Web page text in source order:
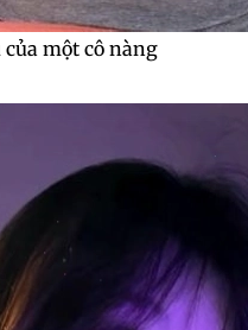
của một cô nàng